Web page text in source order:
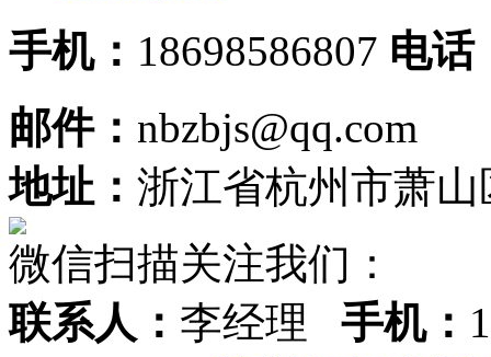
手机： 18698586807 电话
邮件： nbzbjs@qq.com
地址： 浙江省杭州市萧
微信扫描关注我们：
联系人： 李经理 手机：